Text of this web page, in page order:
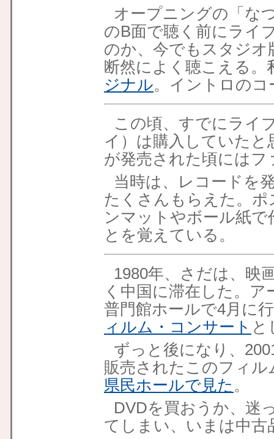
オープニングの「な
のB面で聴く前にライ
のか、今でもスタジ
断然によく聴こえる。
ジナル。イントロの
この頃、すでにライ
イ）は購入していたと
が発売された頃には
当時は、レコードを
たくさんもらえた。
ンマットやボール紙
とを覚えている。
1980年、さだは、映
く中国に滞在した。
普門館ホールで4月に
ィルム・コンサート と
ずっと後になり、
販売されたこのフィ
県民ホールで見た 。
DVDを買おうか、迷
てしまい、いまは中